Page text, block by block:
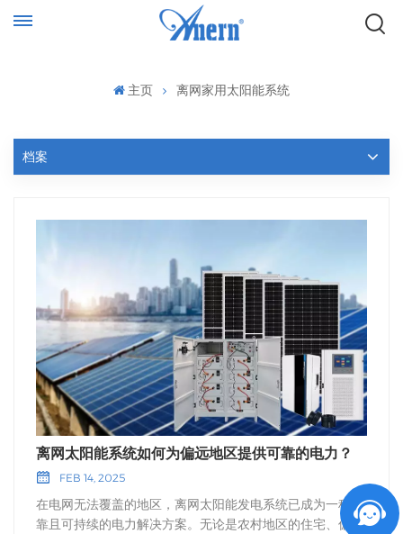
主页 离网家用太阳能系统
档案
离网太阳能系统如何为偏远地区提供可靠的电力？
FEB 14, 2025
在电网无法覆盖的地区，离网太阳能发电系统已成为一种可
靠且可持续的电力解决方案。无论是农村地区的住宅、偏远